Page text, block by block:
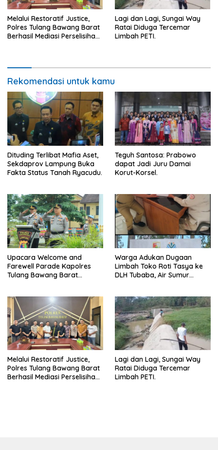
Melalui Restoratif Justice,
Polres Tulang Bawang Barat
Berhasil Mediasi Perselisihan
Lagi dan Lagi, Sungai Way
Ratai Diduga Tercemar
Limbah PETI.
Rekomendasi untuk kamu
Dituding Terlibat Mafia Aset,
Sekdaprov Lampung Buka
Fakta Status Tanah Ryacudu.
Teguh Santosa: Prabowo
dapat Jadi Juru Damai
Korut-Korsel.
Upacara Welcome and
Farewell Parade Kapolres
Tulang Bawang Barat
Warga Adukan Dugaan
Limbah Toko Roti Tasya ke
DLH Tubaba, Air Sumur
Melalui Restoratif Justice,
Polres Tulang Bawang Barat
Berhasil Mediasi Perselisihan
Lagi dan Lagi, Sungai Way
Ratai Diduga Tercemar
Limbah PETI.